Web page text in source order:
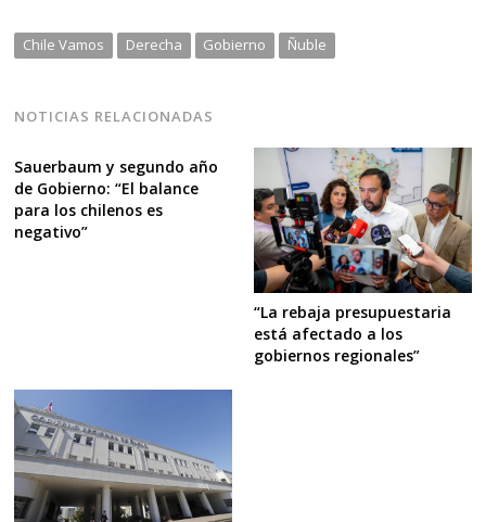
Chile Vamos Derecha Gobierno Ñuble
NOTICIAS RELACIONADAS
Sauerbaum y segundo año
de Gobierno: “El balance
para los chilenos es
negativo”
“La rebaja presupuestaria
está afectado a los
gobiernos regionales”